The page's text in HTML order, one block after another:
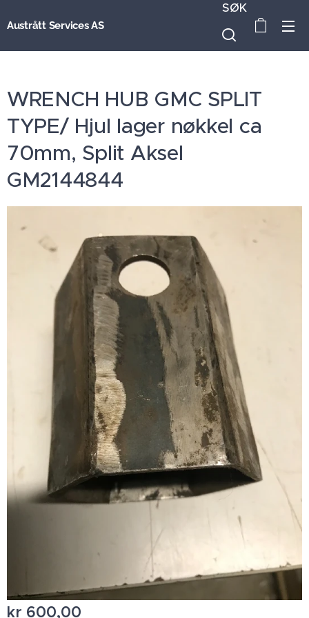
Austrått Services AS
SØK
WRENCH HUB GMC SPLIT
TYPE/ Hjul lager nøkkel ca
70mm, Split Aksel
GM2144844
kr 600,00